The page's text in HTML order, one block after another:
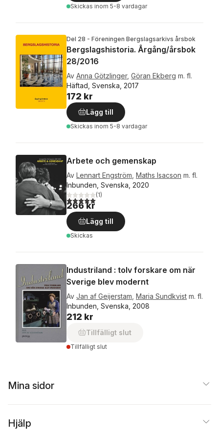
Skickas inom 5-8 vardagar
Del 28 - Föreningen Bergslagsarkivs årsbok
Bergslagshistoria. Årgång/årsbok
28/2016
Av Anna Götzlinger, Göran Ekberg m. fl.
Häftad, Svenska, 2017
172 kr
Lägg till
Skickas inom 5-8 vardagar
Arbete och gemenskap
Av Lennart Engström Maths Isacson m. fl.
Inbunden, Svenska, 2020
5,0utav 5 stjärnor. Totalt antal röster:
(1)
266 kr
Lägg till
Skickas
Industriland : tolv forskare om när
Sverige blev modernt
Av Jan af Geijerstam Maria Sundkvist m. fl.
Inbunden, Svenska, 2008
212 kr
Tillfälligt slut
Tillfälligt slut
Mina sidor
Hjälp